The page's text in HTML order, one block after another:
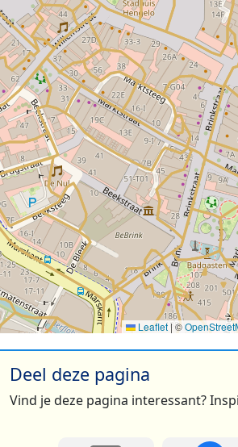
Leaflet |©
Deel deze pagina
Vind je deze pagina interessant?